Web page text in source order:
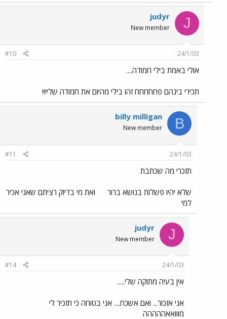
J
judyr
New member
24/1/03
#10
אולי באמת בילי חמודה....
תכירי בינהם פחחחחח זהו בילי מהיום את חמודה שלי!!!
B
billy milligan
New member
24/1/03
#11
תזכרי מה שכתבת
שלא יהיו פשלות בנושא ברור
ואת מי בדיוק רציתם שאני אכיר
למי
J
judyr
New member
24/1/03
#14
אין בעיה מתוקה שלי.....
אני אזכור... ואם אשכח.... אני בטוחה כי תזכיר לי
מווואאההההה